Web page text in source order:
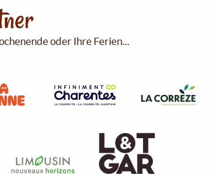
oder Ihre Ferien...